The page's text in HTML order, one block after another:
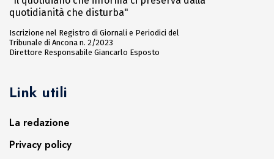
quotidianità che disturba"
Iscrizione nel Registro di Giornali e Periodici del
Tribunale di Ancona n. 2/2023
Direttore Responsabile Giancarlo Esposto
Link utili
La redazione
Privacy policy